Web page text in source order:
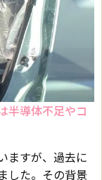
半導体不足やコ
ますが、過去に
した。その背景